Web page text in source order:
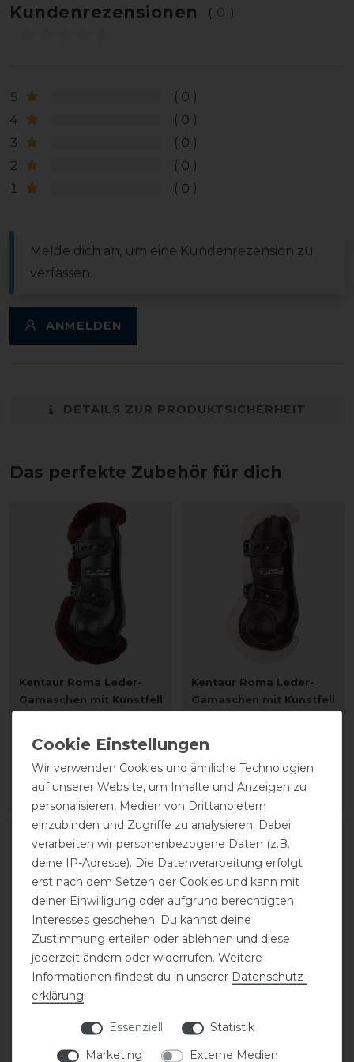
Kundenrezensionen (0)
5
0
4
0
3
0
2
0
1
0
Melde dich an, um eine Kundenrezension zu
verfassen.
ANMELDEN
DETAILS ZUR PRODUKTSICHERHEIT
Das perfekte Zubehör für dich
Kentaur Roma Leder-
Gamaschen mit Kunstfell
84,70 € *
Paar
ARTIKEL MERKEN
Kentaur Roma Leder-
Gamaschen mit Kunstfell
84,70 € *
1 Paar
ARTIKEL MERKEN
Kentaur
vorne
Wir verwenden Cookies und ähnliche Technologien
auf unserer Website, um Inhalte und Anzeigen zu
personalisieren, Medien von Drittanbietern
einzubinden und Zugriffe zu analysieren. Dabei
verarbeiten wir personenbezogene Daten (z.B.
deine IP-Adresse). Die Datenverarbeitung erfolgt
erst nach dem Setzen der Cookies und kann mit
deiner Einwilligung oder aufgrund berechtigten
Interesses geschehen. Du kannst deine
Zustimmung erteilen oder ablehnen und diese
jederzeit ändern oder widerrufen. Weitere
Informationen findest du in unserer Daten­schutz­
erklärung.
Essenziell
Statistik
Marketing
Externe Medien